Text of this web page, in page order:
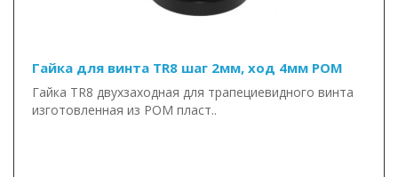
Гайка для винта TR8 шаг 2мм, ход 4мм POM
Гайка TR8 двухзаходная для трапециевидного винта
изготовленная из POM пласт..